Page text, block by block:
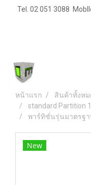
Tel. 02 051 3088
หน้าแรก สินค้าทั้งหม
standard Partition
พาร์ทิชั่นรุ่นมาตรฐา
New